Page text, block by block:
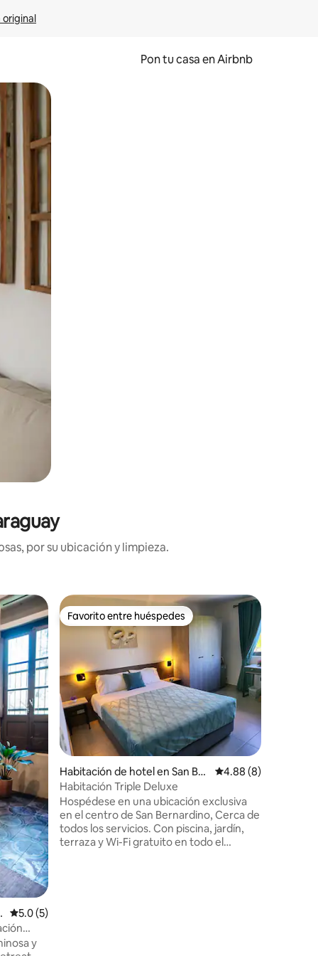
original
Pon tu casa en Airbnb
desliza el dedo.
por su ubicación y limpieza.
Calificación promedio: 5.0 de 5, 5 reseñas
5.0 (5)
y
Favorito entre huéspedes
Favorito entre huéspedes
Habitación de hotel en San Ber
nardino
Calificación
4.88 (8)
Habitación Triple Deluxe
Hospédese en una ubicación exclusiva
en el centro de San Bernardino, Cerca de
todos los servicios. Con piscina, jardín,
terraza y Wi-Fi gratuito en todo el